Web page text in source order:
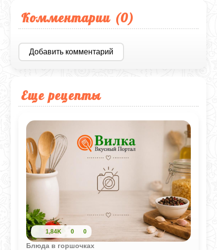
Комментарии (0)
Добавить комментарий
Еще рецепты
1,84K 0 0
Блюда в горшочках